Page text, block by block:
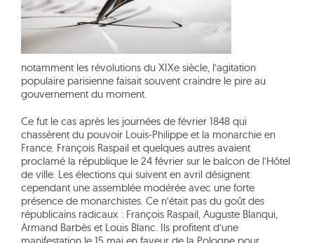
notamment les révolutions du XIXe siècle, l’agitation
populaire parisienne faisait souvent craindre le pire au
gouvernement du moment.
Ce fut le cas après les journées de février 1848 qui
chassèrent du pouvoir Louis-Philippe et la monarchie en
France. François Raspail et quelques autres avaient
proclamé la république le 24 février sur le balcon de l’Hôtel
de ville. Les élections qui suivent en avril désignent
cependant une assemblée modérée avec une forte
présence de monarchistes. Ce n’était pas du goût des
républicains radicaux : François Raspail, Auguste Blanqui,
Armand Barbès et Louis Blanc. Ils profitent d’une